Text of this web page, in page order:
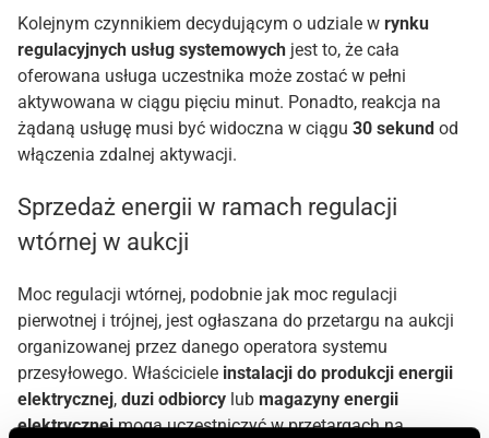
Kolejnym czynnikiem decydującym o udziale w rynku
regulacyjnych usług systemowych jest to, że cała
oferowana usługa uczestnika może zostać w pełni
aktywowana w ciągu pięciu minut. Ponadto, reakcja na
żądaną usługę musi być widoczna w ciągu 30 sekund od
włączenia zdalnej aktywacji.
Sprzedaż energii w ramach regulacji
wtórnej w aukcji
Moc regulacji wtórnej, podobnie jak moc regulacji
pierwotnej i trójnej, jest ogłaszana do przetargu na aukcji
organizowanej przez danego operatora systemu
przesyłowego. Właściciele instalacji do produkcji energii
elektrycznej, duzi odbiorcy lub magazyny energii
elektrycznejmogą uczestniczyć w przetargach na